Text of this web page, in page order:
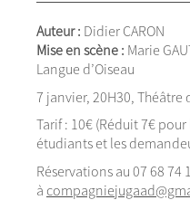
Auteur : Didier CARON
Mise en scène : Marie
Langue d’Oiseau
7 janvier, 20H30, Théâtre
Tarif : 10€ (Réduit 7€
étudiants et les
Réservations au 07 68 74
à